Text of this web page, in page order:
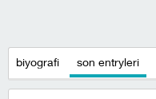
biyografi son entryleri